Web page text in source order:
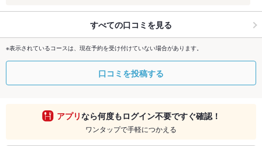
すべての口コミを見る
※表示されているコースは、現在予約を受け付けていない場合があります。
口コミを投稿する
アプリなら何度もログイン不要ですぐ確認！
ワンタップで手軽につかえる